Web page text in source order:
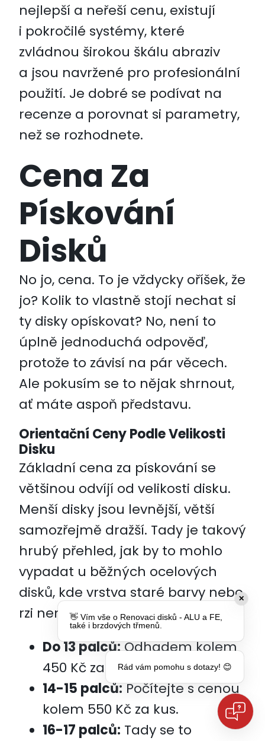
nejlepší a neřeší cenu, existují
i pokročilé systémy, které
zvládnou širokou škálu abraziv
a jsou navržené pro profesionální
použití. Je dobré se podívat na
recenze a porovnat si parametry,
než se rozhodnete.
Cena Za
Pískování
Disků
No jo, cena. To je vždycky oříšek, že
jo? Kolik to vlastně stojí nechat si
ty disky opískovat? No, není to
úplně jednoduchá odpověď,
protože to závisí na pár věcech.
Ale pokusím se to nějak shrnout,
ať máte aspoň představu.
Orientační Ceny Podle Velikosti
Disku
Základní cena za pískování se
většinou odvíjí od velikosti disku.
Menší disky jsou levnější, větší
samozřejmě dražší. Tady je takový
hrubý přehled, jak by to mohlo
vypadat u běžných ocelových
disků, kde vrstva staré barvy nebo
rzi není nic hrozného:
Do 13 palců:Odhadem kolem
450 Kč za kus.
14-15 palců:Počítejte s cenou
kolem 550 Kč za kus.
16-17 palců: Tady se to
✕
👋 Vím vše o Renovaci disků - ALU a FE,
také i brzdových třmenů.
Rád vám pomohu s dotazy! 😊